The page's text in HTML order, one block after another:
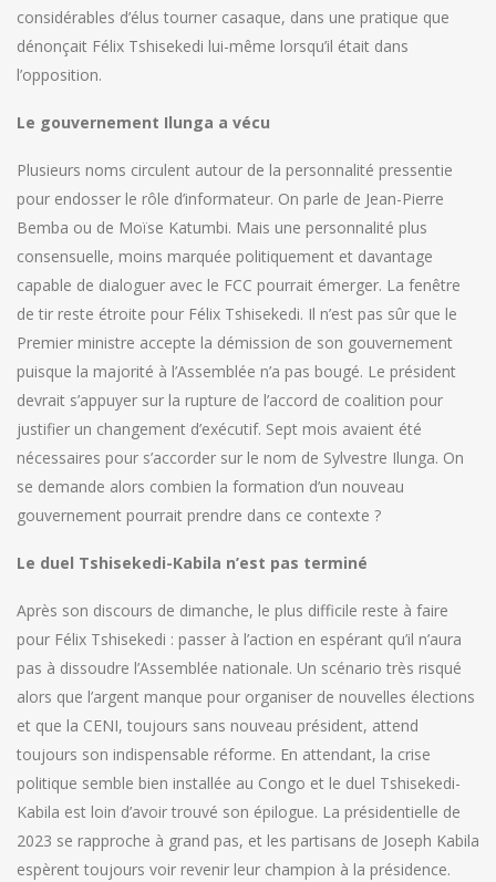
considérables d’élus tourner casaque, dans une pratique que
dénonçait Félix Tshisekedi lui-même lorsqu’il était dans
l’opposition.
Le gouvernement Ilunga a vécu
Plusieurs noms circulent autour de la personnalité pressentie
pour endosser le rôle d’informateur. On parle de Jean-Pierre
Bemba ou de Moïse Katumbi. Mais une personnalité plus
consensuelle, moins marquée politiquement et davantage
capable de dialoguer avec le FCC pourrait émerger. La fenêtre
de tir reste étroite pour Félix Tshisekedi. Il n’est pas sûr que le
Premier ministre accepte la démission de son gouvernement
puisque la majorité à l’Assemblée n’a pas bougé. Le président
devrait s’appuyer sur la rupture de l’accord de coalition pour
justifier un changement d’exécutif. Sept mois avaient été
nécessaires pour s’accorder sur le nom de Sylvestre Ilunga. On
se demande alors combien la formation d’un nouveau
gouvernement pourrait prendre dans ce contexte ?
Le duel Tshisekedi-Kabila n’est pas terminé
Après son discours de dimanche, le plus difficile reste à faire
pour Félix Tshisekedi : passer à l’action en espérant qu’il n’aura
pas à dissoudre l’Assemblée nationale. Un scénario très risqué
alors que l’argent manque pour organiser de nouvelles élections
et que la CENI, toujours sans nouveau président, attend
toujours son indispensable réforme. En attendant, la crise
politique semble bien installée au Congo et le duel Tshisekedi-
Kabila est loin d’avoir trouvé son épilogue. La présidentielle de
2023 se rapproche à grand pas, et les partisans de Joseph Kabila
espèrent toujours voir revenir leur champion à la présidence.